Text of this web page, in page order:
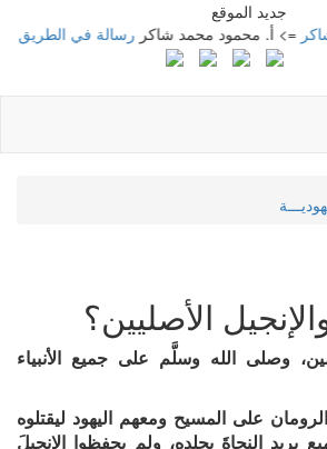
جديد الموقع
رسالة في الطريق إلى ثقافتنامحمود محمد شاكر
الأصليين؟
وصلى الله وسلَّم على جميع الأنبياء
على المسيح ومعهم اليهود ليقتلوه
يريد النجاةَ بجلده، ولم يحفظوا الإنجيلَ